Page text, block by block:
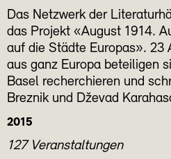
Das Netzwerk der
das Projekt «August 1914.
auf die Städte Europas». 23
aus ganz Europa beteiligen
Basel recherchieren und
Breznik und Dževad
2015
127 Veranstaltungen